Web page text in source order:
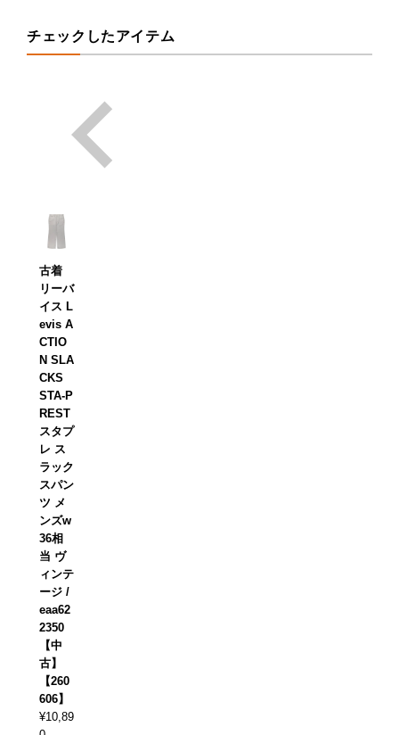
チェックしたアイテム
古着
リーバ
イス L
evis A
CTIO
N SLA
CKS
STA-P
REST
スタプ
レ ス
ラック
スパン
ツ メ
ンズw
36相
当 ヴ
ィンテ
ージ /
eaa62
2350
【中
古】
【260
606】
¥10,89